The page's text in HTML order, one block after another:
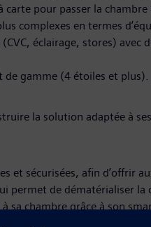
pour passer la
complexes en termes
éclairage, stores)
gamme (4 étoiles et
la solution adaptée à
sécurisées, afin d’offrir
permet de dématérialiser
chambre grâce à son